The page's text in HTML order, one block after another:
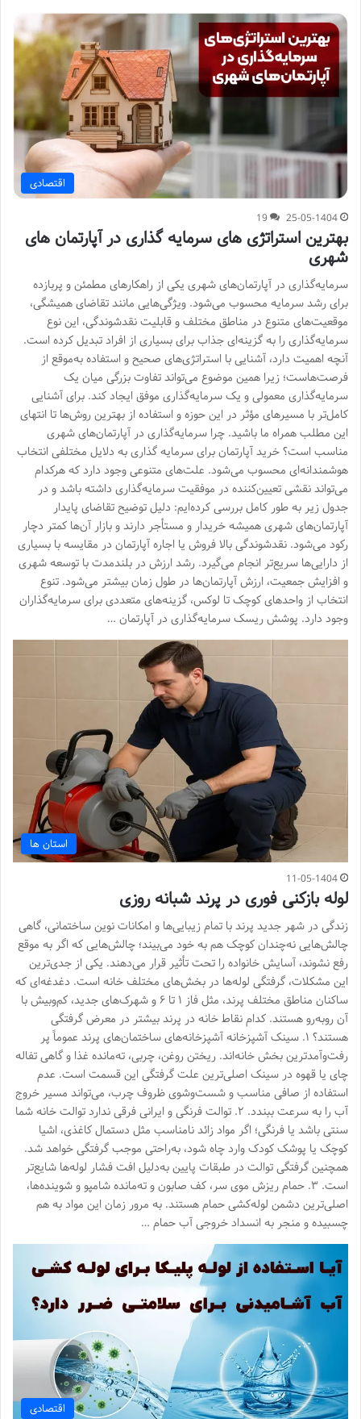
اقتصادی
25-05-1404
19
بهترین استراتژی های سرمایه گذاری در آپارتمان های
شهری
سرمایه‌گذاری در آپارتمان‌های شهری یکی از راهکارهای مطمئن و پربازده
برای رشد سرمایه محسوب می‌شود. ویژگی‌هایی مانند تقاضای همیشگی،
موقعیت‌های متنوع در مناطق مختلف و قابلیت نقدشوندگی، این نوع
سرمایه‌گذاری را به گزینه‌ای جذاب برای بسیاری از افراد تبدیل کرده است.
آنچه اهمیت دارد، آشنایی با استراتژی‌های صحیح و استفاده به‌موقع از
فرصت‌هاست؛ زیرا همین موضوع می‌تواند تفاوت بزرگی میان یک
سرمایه‌گذاری معمولی و یک سرمایه‌گذاری موفق ایجاد کند. برای آشنایی
کامل‌تر با مسیرهای مؤثر در این حوزه و استفاده از بهترین روش‌ها تا انتهای
این مطلب همراه ما باشید. چرا سرمایه‌گذاری در آپارتمان‌های شهری
مناسب است؟ خرید آپارتمان برای سرمایه گذاری به دلایل مختلفی انتخاب
هوشمندانه‌ای محسوب می‌شود. علت‌های متنوعی وجود دارد که هرکدام
می‌تواند نقشی تعیین‌کننده در موفقیت سرمایه‌گذاری داشته باشد و در
جدول زیر به طور کامل بررسی کرده‌ایم: دلیل توضیح تقاضای پایدار
آپارتمان‌های شهری همیشه خریدار و مستأجر دارند و بازار آن‌ها کمتر دچار
رکود می‌شود. نقدشوندگی بالا فروش یا اجاره آپارتمان در مقایسه با بسیاری
از دارایی‌ها سریع‌تر انجام می‌گیرد. رشد ارزش در بلندمدت با توسعه شهری
و افزایش جمعیت، ارزش آپارتمان‌ها در طول زمان بیشتر می‌شود. تنوع
انتخاب از واحدهای کوچک تا لوکس، گزینه‌های متعددی برای سرمایه‌گذاران
وجود دارد. پوشش ریسک سرمایه‌گذاری در آپارتمان …
استان ها
11-05-1404
لوله بازکنی فوری در پرند شبانه روزی
زندگی در شهر جدید پرند با تمام زیبایی‌ها و امکانات نوین ساختمانی، گاهی
چالش‌هایی نه‌چندان کوچک هم به خود می‌بیند؛ چالش‌هایی که اگر به موقع
رفع نشوند، آسایش خانواده را تحت تأثیر قرار می‌دهند. یکی از جدی‌ترین
این مشکلات، گرفتگی لوله‌ها در بخش‌های مختلف خانه است. دغدغه‌ای که
ساکنان مناطق مختلف پرند، مثل فاز ۱ تا ۶ و شهرک‌های جدید، کم‌وبیش با
آن روبه‌رو هستند. کدام نقاط خانه در پرند بیشتر در معرض گرفتگی
هستند؟ ۱. سینک آشپزخانه آشپزخانه‌های ساختمان‌های پرند عموماً پر
رفت‌وآمدترین بخش خانه‌اند. ریختن روغن، چربی، ته‌مانده غذا و گاهی تفاله
چای یا قهوه در سینک اصلی‌ترین علت گرفتگی این قسمت است. عدم
استفاده از صافی مناسب و شست‌وشوی ظروف چرب، می‌تواند مسیر خروج
آب را به سرعت ببندد. ۲. توالت فرنگی و ایرانی فرقی ندارد توالت خانه شما
سنتی باشد یا فرنگی؛ اگر مواد زائد نامناسب مثل دستمال کاغذی، اشیا
کوچک یا پوشک کودک وارد چاه شود، به‌راحتی موجب گرفتگی خواهد شد.
همچنین گرفتگی توالت در طبقات پایین به‌دلیل افت فشار لوله‌ها شایع‌تر
است. ۳. حمام ریزش موی سر، کف صابون و ته‌مانده شامپو و شوینده‌ها،
اصلی‌ترین دشمن لوله‌کشی حمام هستند. به مرور زمان این مواد به هم
چسبیده و منجر به انسداد خروجی آب حمام …
اقتصادی